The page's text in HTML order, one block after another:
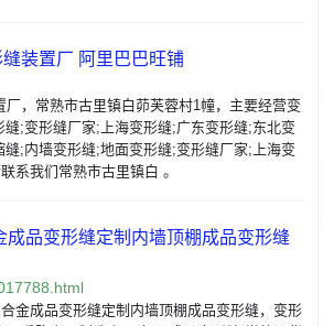
装置厂 阿里巴巴旺铺
，常熟市古里镇白茆芙蓉村1幢，主要经营变
;变形缝厂家;上海变形缝;广东变形缝;东北变
;内墙变形缝;地面变形缝;变形缝厂家;上海变
系我们常熟市古里镇白 。
成品变形缝定制内墙顶棚成品变形缝
金成品变形缝定制内墙顶棚成品变形缝，变形